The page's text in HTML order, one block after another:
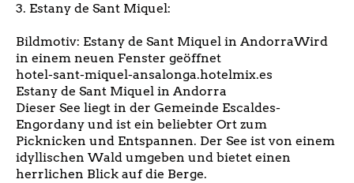
3. Estany de Sant Miquel:
Bildmotiv: Estany de Sant Miquel in AndorraWird
in einem neuen Fenster geöffnet
hotel-sant-miquel-ansalonga.hotelmix.es
Estany de Sant Miquel in Andorra
Dieser See liegt in der Gemeinde Escaldes-
Engordany und ist ein beliebter Ort zum
Picknicken und Entspannen. Der See ist von einem
idyllischen Wald umgeben und bietet einen
herrlichen Blick auf die Berge.